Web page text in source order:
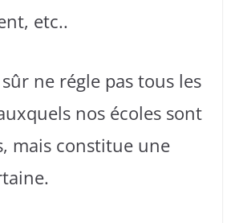
etc..
ne régle pas tous les
nos écoles sont
mais constitue une